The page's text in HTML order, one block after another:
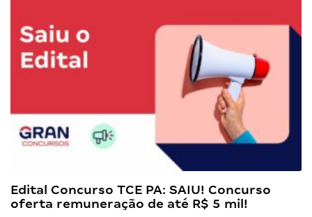
Edital Concurso TCE PA: SAIU! Concurso
oferta remuneração de até R$ 5 mil!